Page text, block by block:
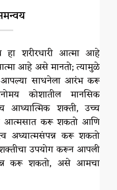
शरीरधारी आत्मा आहे
आहे असे मानतो; त्यामुळे
आपल्या साधनेला आरंभ करू
कोशातील मानसिक
आध्यात्मिक शक्ती, उच्च
आत्मसात करू शकतो आणि
अध्यात्मसंपन्न करू शकतो
उपयोग करून आपली
करू शकतो, असे आमचा